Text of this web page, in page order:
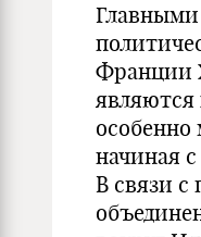
Франции
особенно
начиная
В связи с